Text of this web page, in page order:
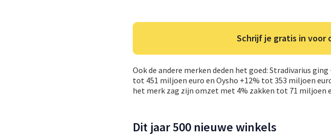
Schrijf je gratis in voor
Ook de andere merken deden het goed: Stradivarius
tot 451 miljoen euro en Oysho +12% tot 353 miljoen
het merk zag zijn omzet met 4% zakken tot 71 miljoen
Dit jaar 500 nieuwe winkels